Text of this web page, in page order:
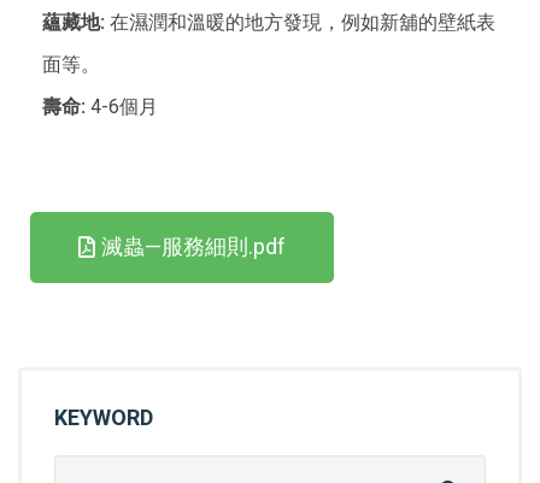
蘊藏地: 在濕潤和溫暖的地方發現，例如新舖的壁紙表
面等。
壽命: 4-6個月
滅蟲—服務細則.pdf
KEYWORD